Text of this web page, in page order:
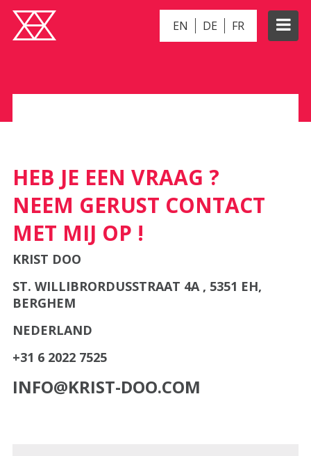
EN DE FR
HEB JE EEN VRAAG ?
NEEM GERUST CONTACT
MET MIJ OP !
KRIST DOO
ST. WILLIBRORDUSSTRAAT 4A , 5351 EH,
BERGHEM
NEDERLAND
+31 6 2022 7525
INFO@KRIST-DOO.COM